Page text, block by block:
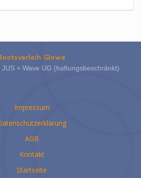
Glowe
+ Wave UG (haftungsbeschränkt)
Impressum
AGB
Kontakt
Startseite